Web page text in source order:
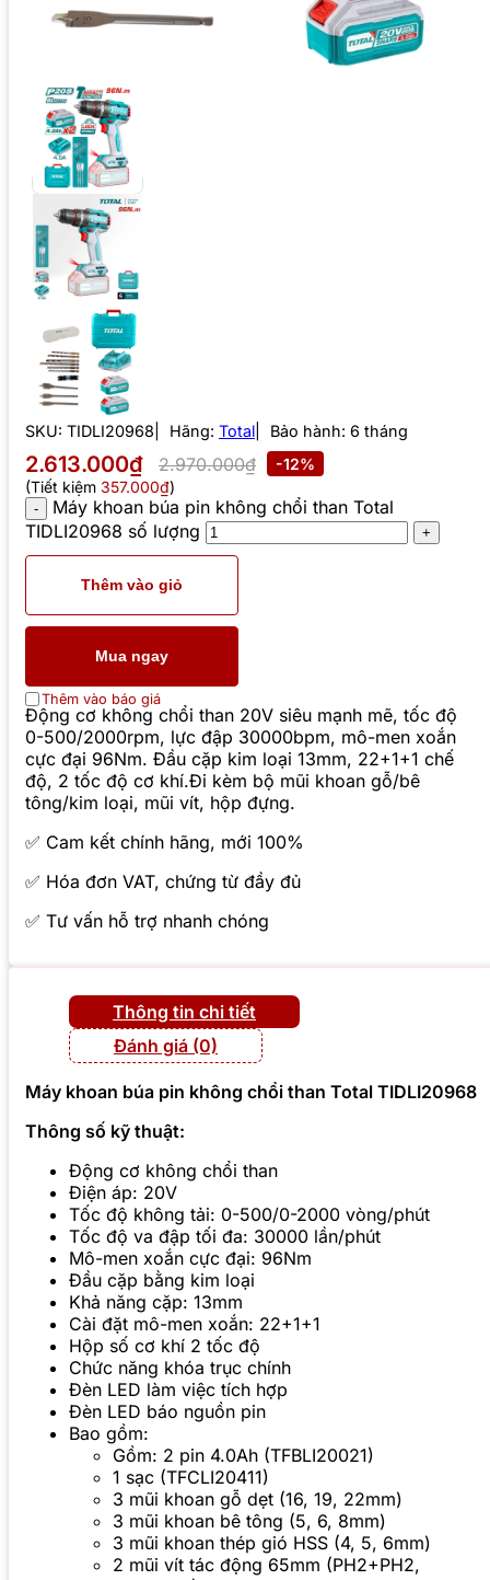
SKU: TIDLI20968 Hãng: Total Bảo hành: 6 tháng
2.613.000₫ 2.970.000₫
-12%
(Tiết kiệm 357.000₫)
Máy khoan búa pin không chổi than Total
TIDLI20968 số lượng
Thêm vào giỏ
Mua ngay
Thêm vào báo giá
Động cơ không chổi than 20V siêu mạnh mẽ, tốc độ
0-500/2000rpm, lực đập 30000bpm, mô-men xoắn
cực đại 96Nm. Đầu cặp kim loại 13mm, 22+1+1 chế
độ, 2 tốc độ cơ khí.Đi kèm bộ mũi khoan gỗ/bê
tông/kim loại, mũi vít, hộp đựng.
✅ Cam kết chính hãng, mới 100%
✅ Hóa đơn VAT, chứng từ đầy đủ
✅ Tư vấn hỗ trợ nhanh chóng
Thông tin chi tiết
Đánh giá (0)
Máy khoan búa pin không chổi than Total TIDLI20968
Thông số kỹ thuật:
Động cơ không chổi than
Điện áp: 20V
Tốc độ không tải: 0-500/0-2000 vòng/phút
Tốc độ va đập tối đa: 30000 lần/phút
Mô-men xoắn cực đại: 96Nm
Đầu cặp bằng kim loại
Khả năng cặp: 13mm
Cài đặt mô-men xoắn: 22+1+1
Hộp số cơ khí 2 tốc độ
Chức năng khóa trục chính
Đèn LED làm việc tích hợp
Đèn LED báo nguồn pin
Bao gồm:
Gồm: 2 pin 4.0Ah (TFBLI20021)
1 sạc (TFCLI20411)
3 mũi khoan gỗ dẹt (16, 19, 22mm)
3 mũi khoan bê tông (5, 6, 8mm)
3 mũi khoan thép gió HSS (4, 5, 6mm)
2 mũi vít tác động 65mm (PH2+PH2,